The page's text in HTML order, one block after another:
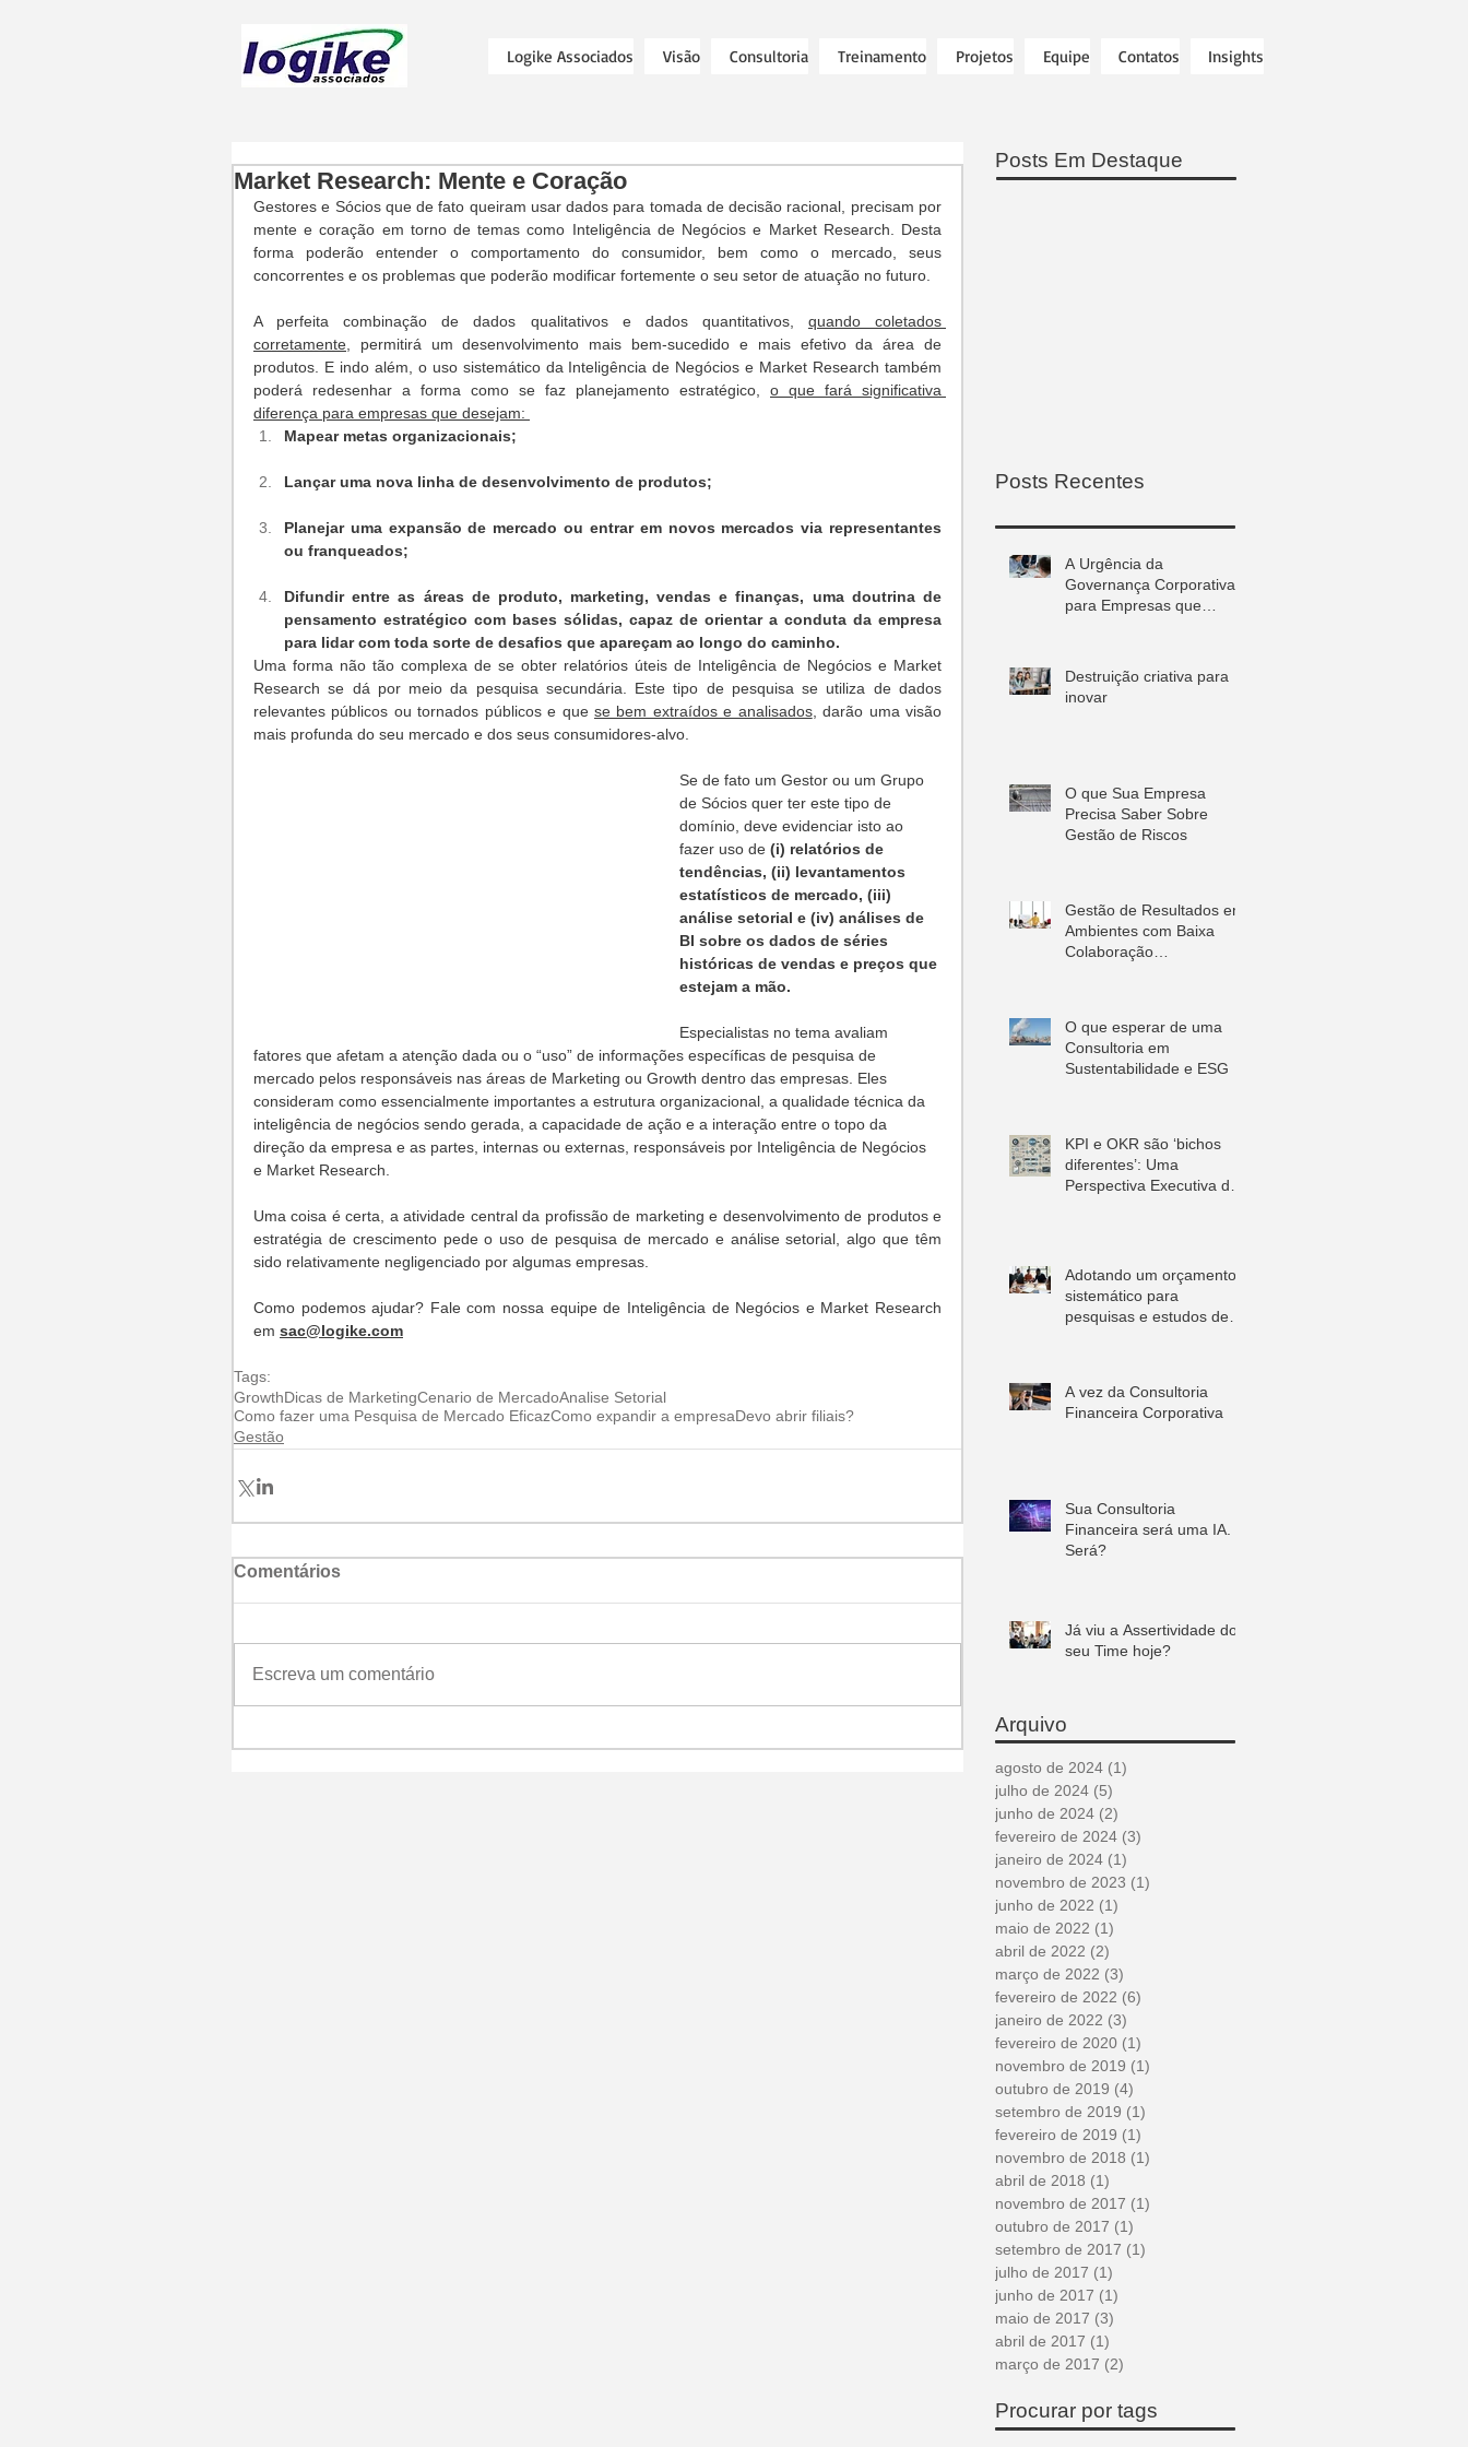
Logike Associados Visão Consultoria Treinamento Projetos Equipe Contatos Insights
Market Research: Mente e Coração
Gestores e Sócios que de fato queiram usar dados para tomada de decisão racional, precisam por
mente e coração em torno de temas como Inteligência de Negócios e Market Research. Desta
forma poderão entender o comportamento do consumidor, bem como o mercado, seus
concorrentes e os problemas que poderão modificar fortemente o seu setor de atuação no futuro.
A perfeita combinação de dados qualitativos e dados quantitativos, quando coletados
corretamente , permitirá um desenvolvimento mais bem-sucedido e mais efetivo da área de
produtos. E indo além, o uso sistemático da Inteligência de Negócios e Market Research também
poderá redesenhar a forma como se faz planejamento estratégico,
o que fará significativa
diferença para empresas que desejam:
Mapear metas organizacionais;
Lançar uma nova linha de desenvolvimento de produtos;
Planejar uma expansão de mercado ou entrar em novos mercados via representantes
ou franqueados;
Difundir entre as áreas de produto, marketing, vendas e finanças, uma doutrina de
pensamento estratégico com bases sólidas, capaz de orientar a conduta da empresa
para lidar com toda sorte de desafios que apareçam ao longo do caminho.
Uma forma não tão complexa de se obter relatórios úteis de Inteligência de Negócios e Market
Research se dá por meio da pesquisa secundária. Este tipo de pesquisa se utiliza de dados
relevantes públicos ou tornados públicos e que se bem extraídos e analisados, darão uma visão
mais profunda do seu mercado e dos seus consumidores-alvo.
Se de fato um Gestor ou um Grupo
de Sócios quer ter este tipo de
domínio, deve evidenciar isto ao
fazer uso de (i) relatórios de
tendências, (ii) levantamentos
estatísticos de mercado, (iii)
análise setorial e (iv) análises de
BI sobre os dados de séries
históricas de vendas e preços que
estejam a mão.
Especialistas no tema avaliam
fatores que afetam a atenção dada ou o “uso” de informações específicas de pesquisa de
mercado pelos responsáveis nas áreas de Marketing ou Growth dentro das empresas. Eles
consideram como essencialmente importantes a estrutura organizacional, a qualidade técnica da
inteligência de negócios sendo gerada, a capacidade de ação e a interação entre o topo da
direção da empresa e as partes, internas ou externas, responsáveis por Inteligência de Negócios
e Market Research.
Uma coisa é certa, a atividade central da profissão de marketing e desenvolvimento de produtos e
estratégia de crescimento pede o uso de pesquisa de mercado e análise setorial, algo que têm
sido relativamente negligenciado por algumas empresas.
Como podemos ajudar? Fale com nossa equipe de Inteligência de Negócios e Market Research
em sac@logike.com
Tags:
GrowthDicas de MarketingCenario de MercadoAnalise Setorial
Como fazer uma Pesquisa de Mercado EficazComo expandir a empresaDevo abrir filiais?
Gestão
Comentários
Escreva um comentário
Posts Em Destaque
Posts Recentes
A Urgência da
Governança Corporativa
para Empresas que
Destruição criativa para
inovar
O que Sua Empresa
Precisa Saber Sobre
Gestão de Riscos
Gestão de Resultados em
Ambientes com Baixa
Colaboração
O que esperar de uma
Consultoria em
Sustentabilidade e ESG
KPI e OKR são ‘bichos
diferentes’: Uma
Perspectiva Executiva de
Adotando um orçamento
sistemático para
pesquisas e estudos de
A vez da Consultoria
Financeira Corporativa
Sua Consultoria
Financeira será uma IA.
Será?
Já viu a Assertividade do
seu Time hoje?
Arquivo
agosto de 2024 (1)
julho de 2024 (5)
junho de 2024 (2)
fevereiro de 2024 (3)
janeiro de 2024 (1)
novembro de 2023 (1)
junho de 2022 (1)
maio de 2022 (1)
abril de 2022 (2)
março de 2022 (3)
fevereiro de 2022 (6)
janeiro de 2022 (3)
fevereiro de 2020 (1)
novembro de 2019 (1)
outubro de 2019 (4)
setembro de 2019 (1)
fevereiro de 2019 (1)
novembro de 2018 (1)
abril de 2018 (1)
novembro de 2017 (1)
outubro de 2017 (1)
setembro de 2017 (1)
julho de 2017 (1)
junho de 2017 (1)
maio de 2017 (3)
abril de 2017 (1)
março de 2017 (2)
Procurar por tags